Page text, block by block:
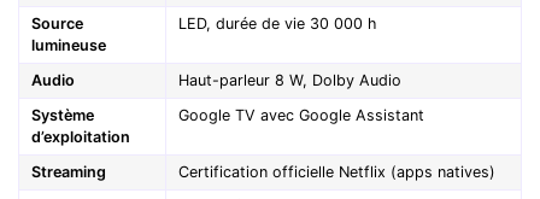
Source
lumineuse
LED, durée de vie 30 000 h
Audio
Haut-parleur 8 W, Dolby Audio
Système
d’exploitation
Google TV avec Google Assistant
Streaming
Certification officielle Netflix (apps natives)